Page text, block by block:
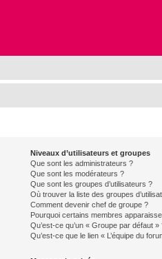
Niveaux d’utilisateurs et groupes
Que sont les administrateurs ?
Que sont les modérateurs ?
Que sont les groupes d’utilisateurs ?
Où trouver la liste des groupes
Comment devenir chef de groupe ?
Pourquoi certains membres
Qu’est-ce qu’un « Groupe par défaut »
Qu’est-ce que le lien « L’équipe du